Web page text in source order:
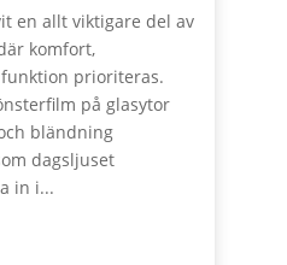
en allt viktigare del av
komfort,
prioriteras.
på glasytor
bländning
dagsljuset
in i...